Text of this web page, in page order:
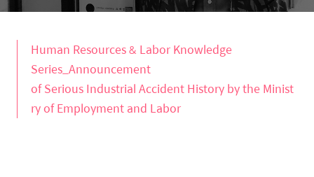
Human Resources & Labor Knowledge
Series_Announcement
of Serious Industrial Accident History by the Minist
ry of Employment and Labor